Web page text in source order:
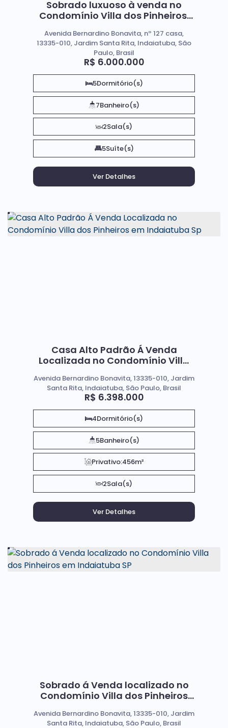
Sobrado luxuoso à venda no
Condomínio Villa dos Pinheiros,
R$ 6.000.000
Avenida Bernardino Bonavita, nº 127 casa,
13335-010, Jardim Santa Rita, Indaiatuba, São
Paulo, Brasil
5Dormitório(s)
7Banheiro(s)
2Sala(s)
5Suíte(s)
Casa Alto Padrão Á Venda
Localizada no Condomínio Villa
R$ 6.398.000
Avenida Bernardino Bonavita, 13335-010, Jardim
Santa Rita, Indaiatuba, São Paulo, Brasil
4Dormitório(s)
5Banheiro(s)
Privativo:456m²
2Sala(s)
Sobrado á Venda localizado no
Condomínio Villa dos Pinheiros
Avenida Bernardino Bonavita, 13335-010, Jardim
Santa Rita, Indaiatuba, São Paulo, Brasil